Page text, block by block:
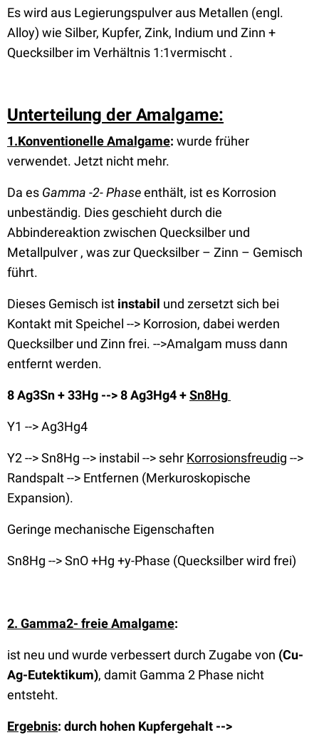
Es wird aus Legierungspulver aus Metallen (engl.
Alloy) wie Silber, Kupfer, Zink, Indium und Zinn +
Quecksilber im Verhältnis 1:1vermischt .
Unterteilung der Amalgame:
1.Konventionelle Amalgame: wurde früher
verwendet. Jetzt nicht mehr.
Da es Gamma -2- Phaseenthält, ist es Korrosion
unbeständig. Dies geschieht durch die
Abbindereaktion zwischen Quecksilber und
Metallpulver , was zur Quecksilber – Zinn – Gemisch
führt.
Dieses Gemisch ist instabil und zersetzt sich bei
Kontakt mit Speichel --> Korrosion, dabei werden
Quecksilber und Zinn frei. -->Amalgam muss dann
entfernt werden.
8 Ag3Sn + 33Hg --> 8 Ag3Hg4 +Sn8Hg
Y1 --> Ag3Hg4
Y2 --> Sn8Hg --> instabil --> sehr Korrosionsfreudig -->
Randspalt --> Entfernen (Merkuroskopische
Expansion).
Geringe mechanische Eigenschaften
Sn8Hg --> SnO +Hg +y-Phase (Quecksilber wird frei)
2. Gamma2- freie Amalgame:
ist neu und wurde verbessert durch Zugabe von (Cu-
Ag-Eutektikum), damit Gamma 2 Phase nicht
entsteht.
Ergebnis: durch hohen Kupfergehalt -->